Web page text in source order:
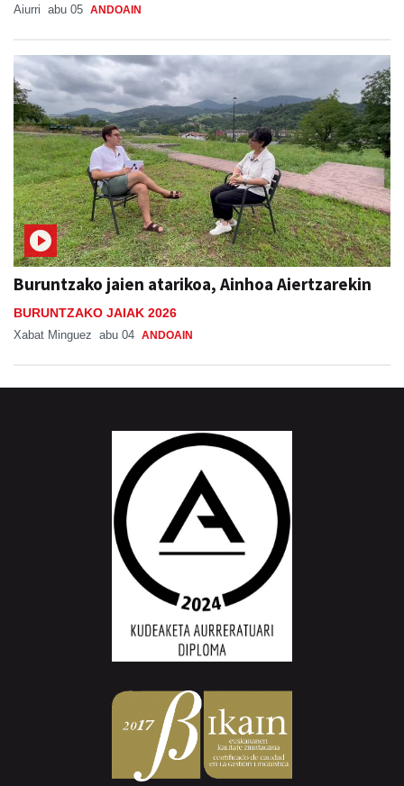
Aiurri abu 05 ANDOAIN
Buruntzako jaien atarikoa, Ainhoa Aiertzarekin
BURUNTZAKO JAIAK 2026
Xabat Minguez abu 04 ANDOAIN